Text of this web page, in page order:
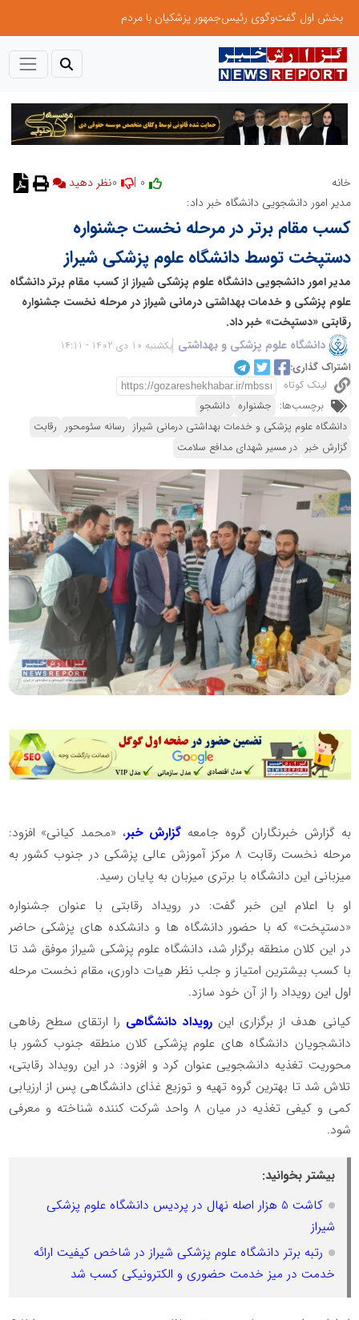
بخش اول گفت‌وگوی رئیس‌جمهور پزشکیان با مردم
خانه
مدیر امور دانشجویی دانشگاه خبر داد:
کسب مقام برتر در مرحله نخست جشنواره
دستپخت توسط دانشگاه علوم پزشکی شیراز
مدیر امور دانشجویی دانشگاه علوم پزشکی شیراز از کسب مقام برتر دانشگاه
علوم پزشکی و خدمات بهداشتی درمانی شیراز در مرحله نخست جشنواره
رقابتی «دستپخت» خبر داد.
دانشگاه علوم پزشکی و بهداشتی یکشنبه 10 دی 1402 - 14:11
اشتراک گذاری:
لینک کوتاه
برچسب‌ها: جشنواره دانشجو
دانشگاه علوم پزشکی و خدمات بهداشتی درمانی شیراز رسانه سئومحور رقابت
گزارش خبر در مسیر شهدای مدافع سلامت
به گزارش خبرنگاران گروه جامعه گزارش خبر، «محمد کیانی» افزود:
مرحله نخست رقابت 8 مرکز آموزش عالی پزشکی در جنوب کشور به
میزبانی این دانشگاه با برتری میزبان به پایان رسید.
او با اعلام این خبر گفت: در رویداد رقابتی با عنوان جشنواره
«دستپخت» که با حضور دانشگاه ها و دانشکده های پزشکی حاضر
در این کلان منطقه برگزار شد، دانشگاه علوم پزشکی شیراز موفق شد تا
با کسب بیشترین امتیاز و جلب نظر هیات داوری، مقام نخست مرحله
اول این رویداد را از آن خود سازد.
کیانی هدف از برگزاری این رویداد دانشگاهی را ارتقای سطح رفاهی
دانشجویان دانشگاه های علوم پزشکی کلان منطقه جنوب کشور با
محوریت تغذیه دانشجویی عنوان کرد و افزود: در این رویداد رقابتی،
تلاش شد تا بهترین گروه تهیه و توزیع غذای دانشگاهی پس از ارزیابی
کمی و کیفی تغذیه در میان 8 واحد شرکت کننده شناخته و معرفی
شود.
بیشتر بخوانید:
کاشت 5 هزار اصله نهال در پردیس دانشگاه علوم پزشکی
شیراز
رتبه برتر دانشگاه علوم پزشکی شیراز در شاخص کیفیت ارائه
خدمت در میز خدمت حضوری و الکترونیکی کسب شد